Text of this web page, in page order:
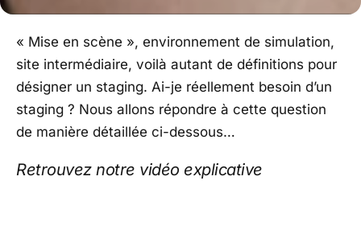
« Mise en scène », environnement de simulation,
site intermédiaire, voilà autant de définitions pour
désigner un staging. Ai-je réellement besoin d’un
staging ? Nous allons répondre à cette question
de manière détaillée ci-dessous…
Retrouvez notre vidéo explicative